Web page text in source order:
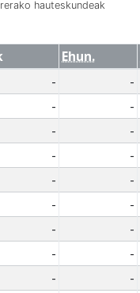
hauteskundeak
Ehun.
- -
- -
- -
- -
- -
- -
- -
- -
- -